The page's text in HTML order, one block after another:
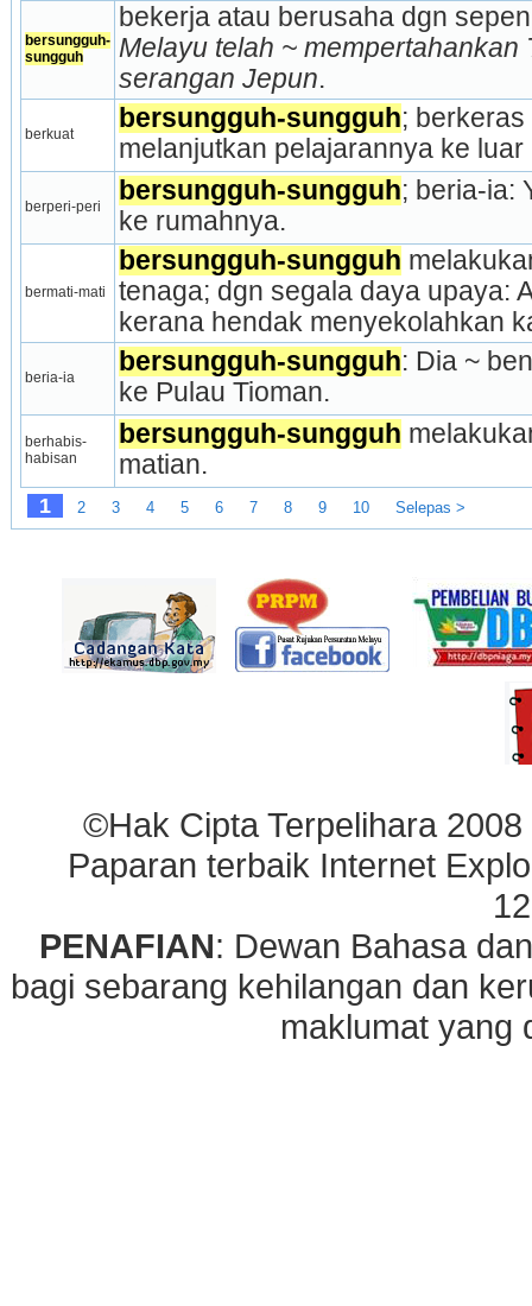
bersungguh-
sungguh
bekerja atau berusaha dgn
Melayu telah ~ mempertahankan
serangan Jepun.
berkuat
bersungguh-sungguh;
melanjutkan pelajarannya ke luar
berperi-peri
bersungguh-sungguh; beria-ia:
ke rumahnya.
bermati-mati
bersungguh-sungguh
tenaga; dgn segala daya upaya:
kerana hendak menyekolahkan
beria-ia
bersungguh-sungguh: Dia ~
ke Pulau Tioman.
berhabis-
habisan
bersungguh-sungguh
matian.
1 2 3 4 5 6 7 8 9 10 Selepas >
©Hak Cipta Terpelihara
Paparan terbaik Internet
PENAFIAN: Dewan Bahasa
bagi sebarang kehilangan dan
maklumat yang